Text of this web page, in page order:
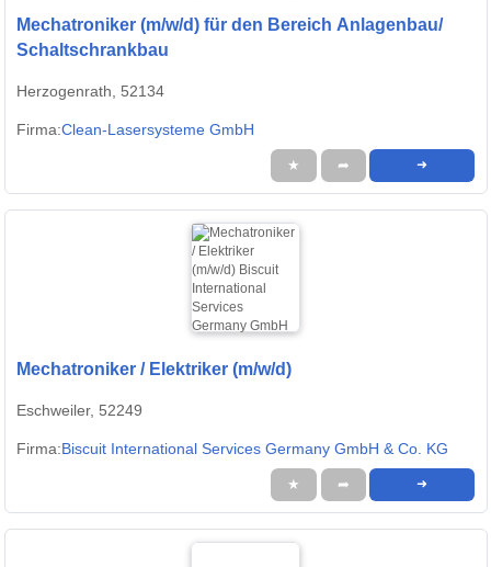
Mechatroniker (m/w/d) für den Bereich Anlagenbau/
Schaltschrankbau
Herzogenrath, 52134
Firma:Clean-Lasersysteme GmbH
★ ➦ ➜
Mechatroniker / Elektriker (m/w/d)
Eschweiler, 52249
Firma:Biscuit International Services Germany GmbH & Co. KG
★ ➦ ➜